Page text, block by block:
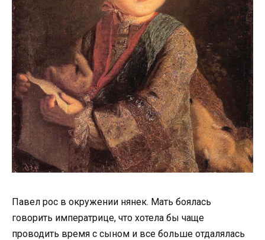
Павел рос в окружении нянек. Мать боялась
говорить императрице, что хотела бы чаще
проводить время с сыном и все больше отдалялась